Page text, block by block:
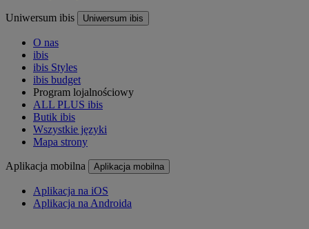
Uniwersum ibis Uniwersum ibis
O nas
ibis
ibis Styles
ibis budget
Program lojalnościowy
ALL PLUS ibis
Butik ibis
Wszystkie języki
Mapa strony
Aplikacja mobilna Aplikacja mobilna
Aplikacja na iOS
Aplikacja na Androida